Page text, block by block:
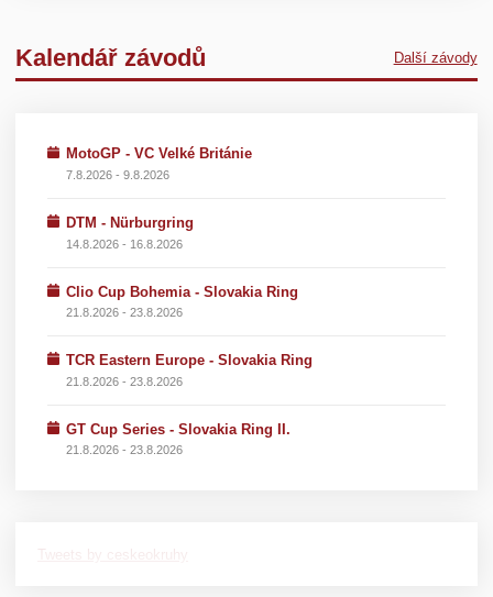
Kalendář závodů Další závody
MotoGP - VC Velké Británie
7.8.2026 - 9.8.2026
DTM - Nürburgring
14.8.2026 - 16.8.2026
Clio Cup Bohemia - Slovakia Ring
21.8.2026 - 23.8.2026
TCR Eastern Europe - Slovakia Ring
21.8.2026 - 23.8.2026
GT Cup Series - Slovakia Ring II.
21.8.2026 - 23.8.2026
Tweets by ceskeokruhy